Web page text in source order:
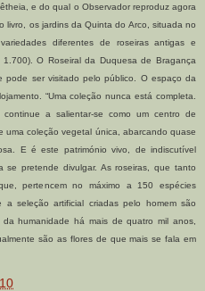
e do qual o Observador reproduz agora
livro, os jardins da Quinta do Arco, situada no
diferentes de roseiras antigas e
O Roseiral da Duquesa de Bragança
ser visitado pelo público. O espaço da
“Uma coleção nunca está completa.
a salientar-se como um centro de
uma coleção vegetal única, abarcando quase
E é este património vivo, de indiscutível
pretende divulgar. As roseiras, que tanto
pertencem no máximo a 150 espécies
seleção artificial criadas pelo homem são
humanidade há mais de quatro mil anos,
são as flores de que mais se fala em